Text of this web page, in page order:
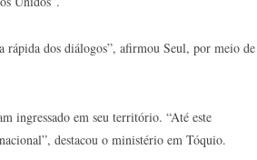
rápida dos diálogos”, afirmou Seul, por meio de
ingressado em seu território. “Até este
destacou o ministério em Tóquio.